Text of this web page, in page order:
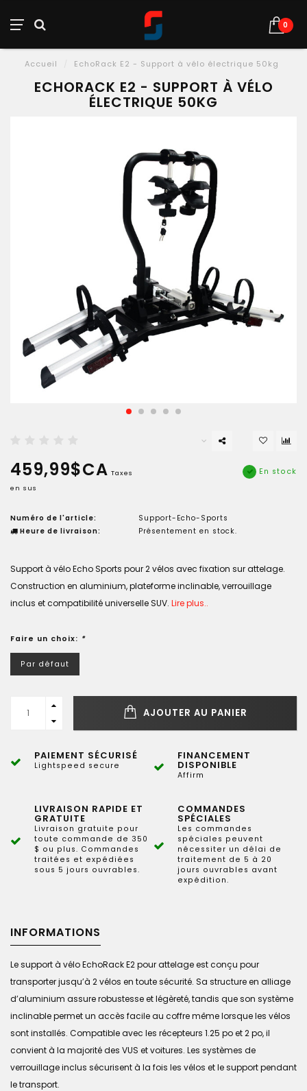
0
Accueil EchoRack E2 - Support à vélo électrique 50kg
ECHORACK E2 - SUPPORT À VÉLO
ÉLECTRIQUE 50KG
459,99$CA Taxes
en sus
En stock
Numéro de l'article:
Support-Echo-Sports
Heure de livraison:
Présentement en stock.
Support à vélo Echo Sports pour 2 vélos avec fixation sur attelage.
Construction en aluminium, plateforme inclinable, verrouillage
inclus et compatibilité universelle SUV. Lire plus..
Faire un choix: *
Par défaut
AJOUTER AU PANIER
PAIEMENT SÉCURISÉ
Lightspeed secure
FINANCEMENT
DISPONIBLE
Affirm
LIVRAISON RAPIDE ET
GRATUITE
Livraison gratuite pour
toute commande de 350
$ ou plus. Commandes
traitées et expédiées
sous 5 jours ouvrables.
COMMANDES
SPÉCIALES
Les commandes
spéciales peuvent
nécessiter un délai de
traitement de 5 à 20
jours ouvrables avant
expédition.
INFORMATIONS
Le support à vélo EchoRack E2 pour attelage est conçu pour
transporter jusqu’à 2 vélos en toute sécurité. Sa structure en alliage
d’aluminium assure robustesse et légèreté, tandis que son système
inclinable permet un accès facile au coffre même lorsque les vélos
sont installés. Compatible avec les récepteurs 1.25 po et 2 po, il
convient à la majorité des VUS et voitures. Les systèmes de
verrouillage inclus sécurisent à la fois les vélos et le support pendant
le transport.